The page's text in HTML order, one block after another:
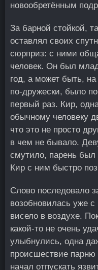
новообретённым
За барной стойкой,
оставлял своих
сюрприз: с ними
человек. Он был
год, а может быть,
по-дружески, было
первый раз. Кир,
обычному человеку
что это не просто
в чем не бывало.
смутило, парень был
Кир с ним быстро
Слово последовало
возобновилась уже
висело в воздухе.
какой-то не очень
улыбнулись, одна
происшествие парню
начал отпускать